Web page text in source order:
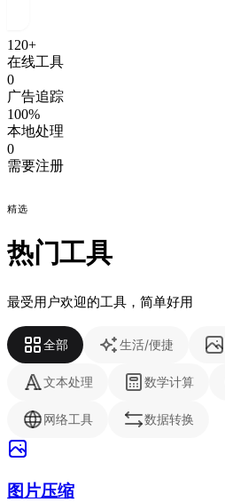
120+
在线工具
0
广告追踪
100%
本地处理
0
需要注册
精选
热门工具
最受用户欢迎的工具，简单好用
全部 生活/便捷
文本处理 数学计算
网络工具 数据转换
图片压缩